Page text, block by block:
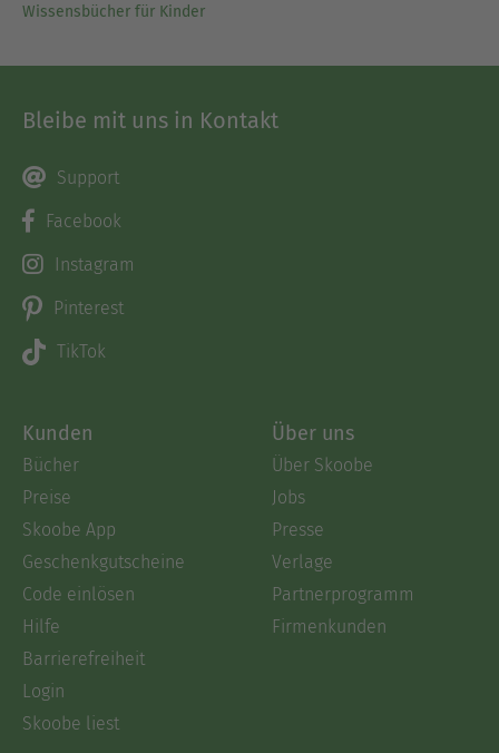
Wissensbücher für Kinder
Bleibe mit uns in Kontakt
Support
Facebook
Instagram
Pinterest
TikTok
Kunden
Bücher
Preise
Skoobe App
Geschenkgutscheine
Code einlösen
Hilfe
Barrierefreiheit
Login
Skoobe liest
Über uns
Über Skoobe
Jobs
Presse
Verlage
Partnerprogramm
Firmenkunden